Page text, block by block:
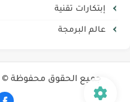
إبتكارات تقنية
عالم البرمجة
جميع الحقوق محفوظة ©